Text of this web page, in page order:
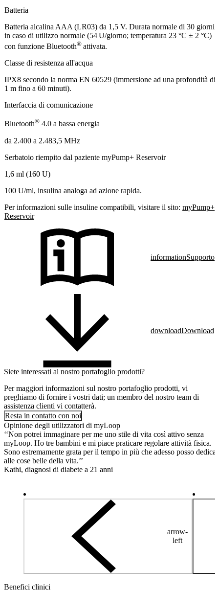
Batteria
Batteria alcalina AAA (LR03) da 1,5 V. Durata normale di 30 giorni
in caso di utilizzo normale (54 U/giorno; temperatura 23 °C ± 2 °C)
con funzione Bluetooth® attivata.
Classe di resistenza all'acqua
IPX8 secondo la norma EN 60529 (immersione ad una profondità di
1 m fino a 60 minuti).
Interfaccia di comunicazione
Bluetooth® 4.0 a bassa energia
da 2.400 a 2.483,5 MHz
Serbatoio riempito dal paziente myPump+ Reservoir
1,6 ml (160 U)
100 U/ml, insulina analoga ad azione rapida.
Per informazioni sulle insuline compatibili, visitare il sito: myPump+
Reservoir
informationSupporto
downloadDownload
Siete interessati al nostro portafoglio prodotti?
Per maggiori informazioni sul nostro portafoglio prodotti, vi
preghiamo di fornire i vostri dati; un membro del nostro team di
assistenza clienti vi contatterà.
Resta in contatto con noi
Opinione degli utilizzatori di myLoop
‘‘Non potrei immaginare per me uno stile di vita così attivo senza
myLoop. Ho tre bambini e mi piace praticare regolare attività fisica.
Sono estremamente grata per il tempo in più che adesso posso
alle cose belle della vita.’’
Kathi, diagnosi di diabete a 21 anni
arrow-
left
Benefici clinici